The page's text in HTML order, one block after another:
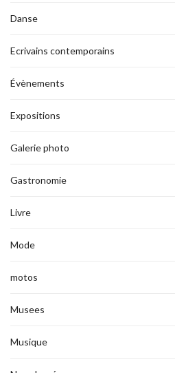
Danse
Ecrivains contemporains
Évènements
Expositions
Galerie photo
Gastronomie
Livre
Mode
motos
Musees
Musique